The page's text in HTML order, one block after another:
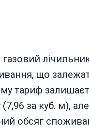
що
тариф
за куб. м),
обсяг